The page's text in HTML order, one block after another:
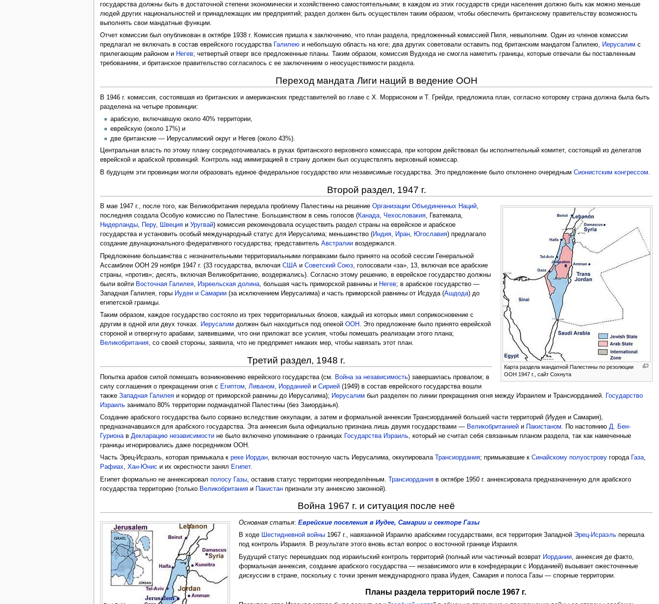
государства должны быть в достаточной степени экономически и хозяйственно самостоятельными; в каждом из этих государств среди населения должно быть как можно меньше
людей других национальностей и принадлежащих им предприятий; раздел должен быть осуществлен таким образом, чтобы обеспечить британскому правительству возможность
выполнять свои мандатные функции.
Отчет комиссии был опубликован в октябре 1938 г. Комиссия пришла к заключению, что план раздела, предложенный комиссией Пиля, невыполним. Один из членов комиссии
предлагал не включать в состав еврейского государства
Галилею и небольшую область на юге; два других советовали оставить под британским мандатом Галилею, Иерусалим с
прилегающим районом и Негев; четвертый отверг все предложенные планы. Таким образом, комиссия Вудхеда не смогла наметить границы, которые отвечали бы поставленным
требованиям, и британское правительство согласилось с ее заключением о неосуществимости раздела.
Переход мандата Лиги наций в ведение ООН
В 1946 г. комиссия, состоявшая из британских и американских представителей во главе с Х. Моррисоном и Т. Грейди, предложила план, согласно которому страна должна была быть
разделена на четыре провинции:
арабскую, включавшую около 40% территории,
еврейскую (около 17%) и
две британские — Иерусалимский округ и Негев (около 43%).
Центральная власть по этому плану сосредоточивалась в руках британского верховного комиссара, при котором действовал бы исполнительный комитет, состоящий из делегатов
еврейской и арабской провинций. Контроль над иммиграцией в страну должен был осуществлять верховный комиссар.
В будущем эти провинции могли образовать единое федеральное государство или независимые государства. Это предложение было отклонено очереднымСионистским конгрессом.
Второй раздел, 1947 г.
Карта раздела мандатной Палестины по резолюции
ООН 1947 г., сайт Сохнута
В мае 1947 г., после того, как Великобритания передала проблему Палестины на решениеОрганизации Объединенных Наций,
последняя создала Особую комиссию по Палестине. Большинством в семь голосов (Канада, Чехословакия, Гватемала,
Нидерланды, Перу, Швеция иУругвай) комиссия рекомендовала осуществить раздел страны на еврейское и арабское
государства и установить особый международный статус для Иерусалима; меньшинство (Индия, Иран, Югославия) предлагало
создание двунационального федеративного государства; представительАвстралии воздержался.
Предложение большинства с незначительными территориальными поправками было принято на особой сессии Генеральной
Ассамблеи ООН 29 ноября 1947 г. (33 государства, включаяСША иСоветский Союз , голосовали «за», 13, включая все арабские
страны, «против»; десять, включая Великобританию, воздержались). Согласно этому решению, в еврейское государство должны
были войти Восточная Галилея Изреельская долина , большая часть приморской равнины и Негев; в арабское государство —
Западная Галилея, горы Иудеи и Самарии (за исключением Иерусалима) и часть приморской равнины от Исдуда (Ашдода) до
египетской границы.
Таким образом, каждое государство состояло из трех территориальных блоков, каждый из которых имел соприкосновение с
другим в одной или двух точках. Иерусалим должен был находиться под опекойООН. Это предложение было принято еврейской
стороной и отвергнуто арабами, заявившими, что они приложат все усилия, чтобы помешать реализации этого плана;
Великобритания, со своей стороны, заявила, что не предпримет никаких мер, чтобы навязать этот план.
Третий раздел, 1948 г.
Попытка арабов силой помешать возникновению еврейского государства (см. Война за независимость) завершилась провалом; в
силу соглашения о прекращении огня с Египтом Ливаном Иорданией иСирией (1949) в состав еврейского государства вошли
такжеЗападная Галилея и коридор от приморской равнины до Иерусалима); Иерусалим был разделен по линии прекращения огня между Израилем и Трансиорданией.
Государство
Израиль занимало 80% территории подмандатной Палестины (без Заиорданья).
Создание арабского государства было сорвано вследствие оккупации, а затем и формальной аннексии Трансиорданией большей части территорий (Иудея и Самария),
предназначавшихся для арабского государства. Эта аннексия была официально признана лишь двумя государствами — Великобританией и Пакистаном. По настояниюД. Бен-
ГурионавДекларацию независимости не было включено упоминание о границах Государства Израиль, который не считал себя связанным планом раздела, так как намеченные
границы игнорировались даже посредником ООН.
Часть Эрец-Исраэль, которая примыкала креке Иордан, включая восточную часть Иерусалима, оккупировала Трансиордания; примыкавшие кСинайскому полуострову города Газа,
Рафиах,Хан-Юнис и их окрестности занял Египет.
Египет формально не аннексировалполосу Газы , оставив статус территории неопределённым.Трансиордания в октябре 1950 г. аннексировала предназначенную для арабского
государства территорию (только Великобритания и Пакистан признали эту аннексию законной).
Война 1967 г. и ситуация после неё
Основная статья: Еврейские поселения в Иудее, Самарии и секторе Газы
В ходе Шестидневной войны1967 г., навязанной Израилю арабскими государствами, вся территория Западной Эрец-Исраэльперешла
под контроль Израиля. В результате этого вновь встал вопрос о восточной границе Израиля.
Будущий статус перешедших под израильский контроль территорий (полный или частичный возврат Иордании, аннексия де факто,
формальная аннексия, создание арабского государства — независимого или в конфедерации с Иорданией) вызывает ожесточенные
дискуссии в стране, поскольку с точки зрения международного права Иудея, Самария и полоса Газы — спорные территории.
Планы раздела территорий после 1967 г.